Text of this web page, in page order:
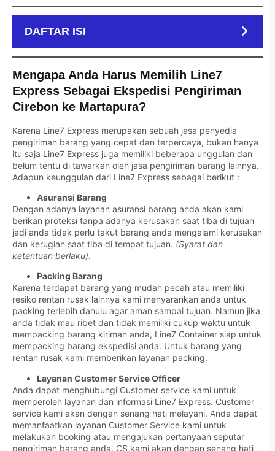
DAFTAR ISI
Mengapa Anda Harus Memilih Line7
Express Sebagai Ekspedisi Pengiriman
Cirebon ke Martapura?
Karena Line7 Express merupakan sebuah jasa penyedia
pengiriman barang yang cepat dan terpercaya, bukan hanya
itu saja Line7 Express juga memiliki beberapa unggulan dan
belum tentu di tawarkan oleh jasa pengiriman barang lainnya.
Adapun keunggulan dari Line7 Express sebagai berikut :
Asuransi Barang
Dengan adanya layanan asuransi barang anda akan kami
berikan proteksi tanpa adanya kerusakan saat tiba di tujuan
jadi anda tidak perlu takut barang anda mengalami kerusakan
dan kerugian saat tiba di tempat tujuan. (Syarat dan
ketentuan berlaku).
Packing Barang
Karena terdapat barang yang mudah pecah atau memiliki
resiko rentan rusak lainnya kami menyarankan anda untuk
packing terlebih dahulu agar aman sampai tujuan. Namun jika
anda tidak mau ribet dan tidak memiliki cukup waktu untuk
mempacking barang kiriman anda, Line7 Container siap untuk
mempacking barang ekspedisi anda. Untuk barang yang
rentan rusak kami memberikan layanan packing.
Layanan Customer Service Officer
Anda dapat menghubungi Customer service kami untuk
memperoleh layanan dan informasi Line7 Express. Customer
service kami akan dengan senang hati melayani. Anda dapat
memanfaatkan layanan Customer Service kami untuk
melakukan booking atau mengajukan pertanyaan seputar
pengiriman barang anda. CS kami akan dengan senang hati